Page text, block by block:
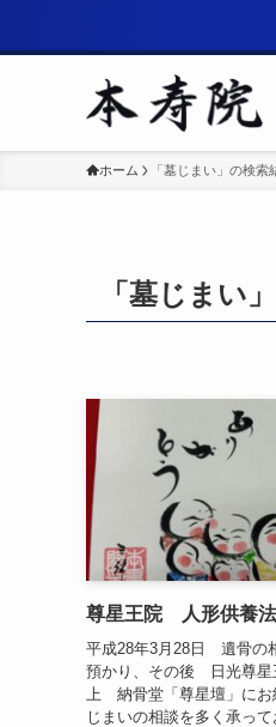
ホーム 「墓じまい」の検索
「墓じまい
尊星王院 人形供養
平成28年3月28日 遺骨の
預かり、その後 日光尊星
上 納骨堂「尊星壇」に
じまいの相談を多く承っ